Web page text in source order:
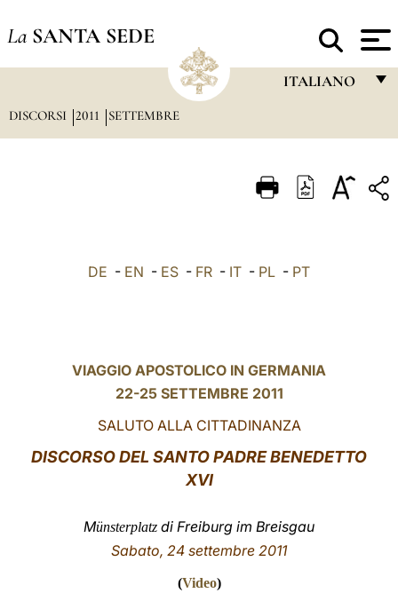
La SANTA SEDE
ITALIANO
ITALIANO
中文
LATINE
DISCORSI 2011 SETTEMBRE
DE - EN - ES - FR - IT - PL - PT
VIAGGIO APOSTOLICO IN GERMANIA
22-25 SETTEMBRE 2011
SALUTO ALLA CITTADINANZA
DISCORSO DEL SANTO PADRE BENEDETTO
XVI
Münsterplatz di Freiburg im Breisgau
Sabato, 24 settembre 2011
(Video)